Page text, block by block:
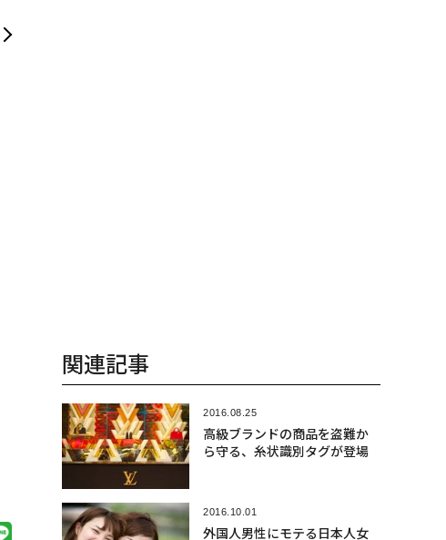
関連記事
2016.08.25
高級ブランドの商品を盗難か
ら守る、糸状識別タグが登場
2016.10.01
外国人男性にモテる日本人女